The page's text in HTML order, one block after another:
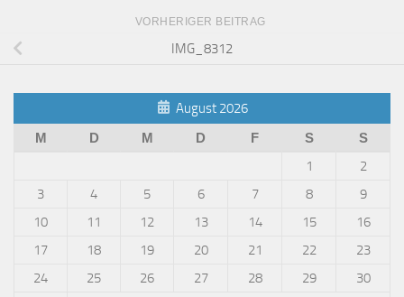
VORHERIGER BEITRAG
IMG_8312
August 2026
M D M D F S S
1
2
3
4 5 6 7 8
9
10
11 12 13 14 15
16
17
18 19 20 21 22
23
24
25 26 27 28 29
30